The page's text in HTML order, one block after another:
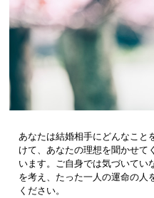
あなたは結婚相手にどんなこと
けて、あなたの理想を聞かせて
います。ご自身では気づいてい
を考え、たった一人の運命の人
ください。